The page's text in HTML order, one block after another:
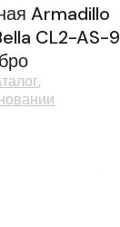
Armadillo
CL2-AS-9